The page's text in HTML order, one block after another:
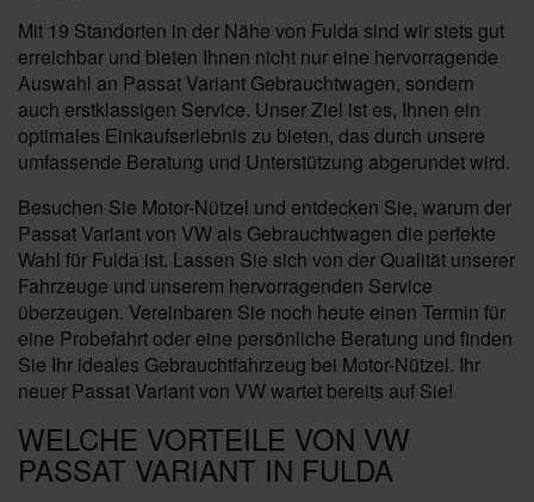
Mit 19 Standorten in der Nähe von Fulda sind wir stets gut
erreichbar und bieten Ihnen nicht nur eine hervorragende
Auswahl an Passat Variant Gebrauchtwagen, sondern
auch erstklassigen Service. Unser Ziel ist es, Ihnen ein
optimales Einkaufserlebnis zu bieten, das durch unsere
umfassende Beratung und Unterstützung abgerundet wird.
Besuchen Sie Motor-Nützel und entdecken Sie, warum der
Passat Variant von VW als Gebrauchtwagen die perfekte
Wahl für Fulda ist. Lassen Sie sich von der Qualität unserer
Fahrzeuge und unserem hervorragenden Service
überzeugen. Vereinbaren Sie noch heute einen Termin für
eine Probefahrt oder eine persönliche Beratung und finden
Sie Ihr ideales Gebrauchtfahrzeug bei Motor-Nützel. Ihr
neuer Passat Variant von VW wartet bereits auf Sie!
WELCHE VORTEILE VON VW
PASSAT VARIANT IN FULDA